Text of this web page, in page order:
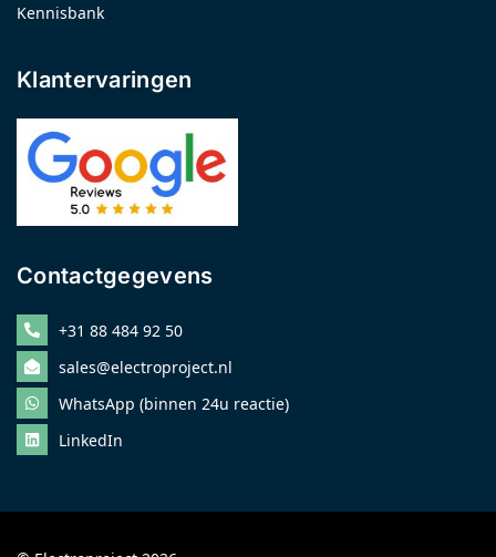
Kennisbank
Klantervaringen
Contactgegevens
+31 88 484 92 50
sales@electroproject.nl
WhatsApp (binnen 24u reactie)
LinkedIn